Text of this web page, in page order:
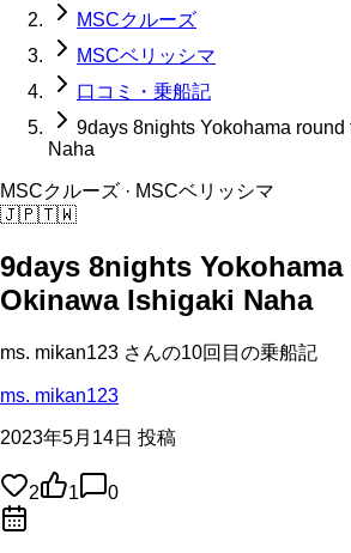
MSCクルーズ
MSCベリッシマ
口コミ・乗船記
9days 8nights Yokohama
Naha
MSCクルーズ · MSCベリッシマ
🇯🇵🇹🇼
9days 8nights
Okinawa Ishigaki Naha
ms. mikan123 さんの10回目の乗船記
ms. mikan123
2023年5月14日 投稿
2 1 0